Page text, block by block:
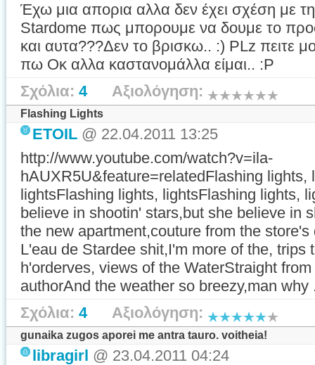
Έχω μια απορια αλλα δεν έχει σχέση με
Stardome πως μπορουμε να δουμε το
και αυτα???Δεν το βρισκω.. :) PLz πειτε
πω Οκ αλλα καστανομάλλα είμαι.. :P
Σχόλια: 4Αξιολόγηση:
Flashing Lights
ETOIL @ 22.04.2011 13:25
http://www.youtube.com/watch?v=ila-
hAUXR5U&feature=relatedFlashing lights,
lightsFlashing lights, lightsFlashing lights,
believe in shootin' stars,but she believe in
the new apartment,couture from the
L'eau de Stardee shit,I'm more of the, trips
h'orderves, views of the WaterStraight
authorAnd the weather so breezy,man why
Σχόλια: 4Αξιολόγηση:
gunaika zugos aporei me antra tauro. voitheia!
libragirl @ 23.04.2011 04:24